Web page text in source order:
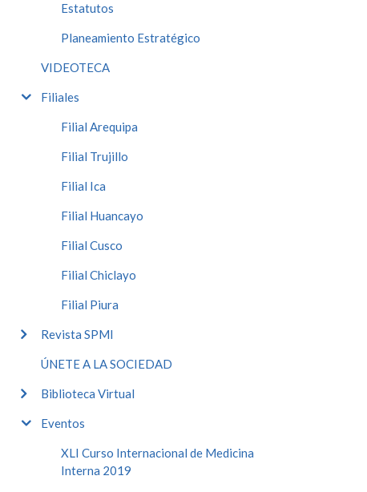
Estatutos
Planeamiento Estratégico
VIDEOTECA
Filiales
Filial Arequipa
Filial Trujillo
Filial Ica
Filial Huancayo
Filial Cusco
Filial Chiclayo
Filial Piura
Revista SPMI
ÚNETE A LA SOCIEDAD
Biblioteca Virtual
Eventos
XLI Curso Internacional de Medicina
Interna 2019